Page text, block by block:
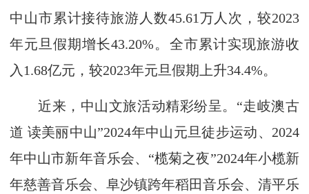
中山市累计接待旅游人数45.61万人次，较2023
年元旦假期增长43.20%。全市累计实现旅游收
入1.68亿元，较2023年元旦假期上升34.4%。
近来，中山文旅活动精彩纷呈。“走岐澳古
道 读美丽中山”2024年中山元旦徒步运动、2024
年中山市新年音乐会、“榄菊之夜”2024年小榄新
年慈善音乐会、阜沙镇跨年稻田音乐会、清平乐